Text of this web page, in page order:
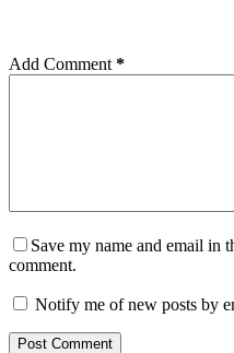
Add Comment *
Save my name and email in
comment.
Notify me of new posts by
Post Comment